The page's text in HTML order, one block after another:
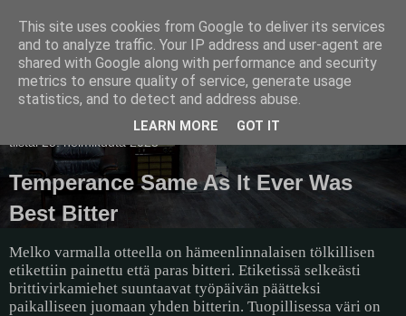
Pullollinen
tiistai 25. helmikuuta 2025
Temperance Same As It Ever Was
Best Bitter
Melko varmalla otteella on hämeenlinnalaisen tölkillisen
etikettiin painettu että paras bitteri. Etiketissä selkeästi
brittivirkamiehet suuntaavat työpäivän päätteksi
paikalliseen juomaan yhden bitterin. Tuopillisessa väri on
This site uses cookies from Google to deliver its services
and to analyze traffic. Your IP address and user-agent are
shared with Google along with performance and security
metrics to ensure quality of service, generate usage
statistics, and to detect and address abuse.
LEARN MORE GOT IT